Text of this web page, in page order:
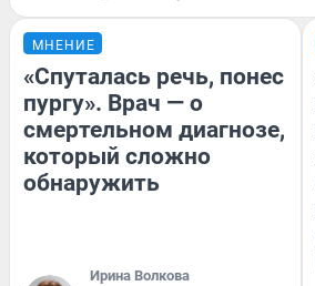
МНЕНИЕ
«Спуталась речь, понес
пургу». Врач — о
смертельном диагнозе,
который сложно
обнаружить
Ирина Волкова